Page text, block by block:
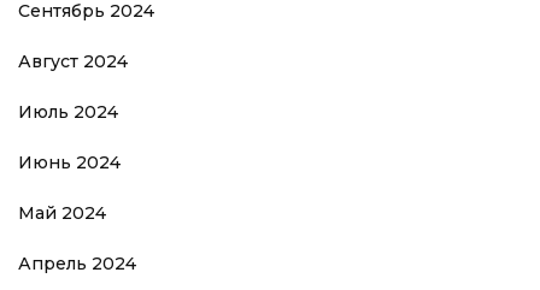
Сентябрь 2024
Август 2024
Июль 2024
Июнь 2024
Май 2024
Апрель 2024